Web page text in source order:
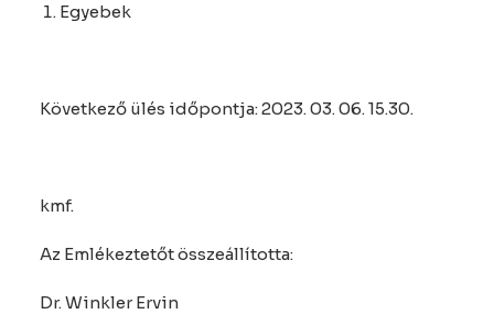
Egyebek
Következő ülés időpontja: 2023. 03. 06. 15.30.
kmf.
Az Emlékeztetőt összeállította:
Dr. Winkler Ervin